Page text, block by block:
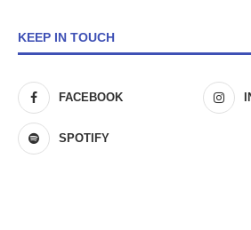
KEEP IN TOUCH
FACEBOOK
SPOTIFY